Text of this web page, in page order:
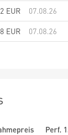
EUR
07.08.26
EUR 07.08.26
Perf.